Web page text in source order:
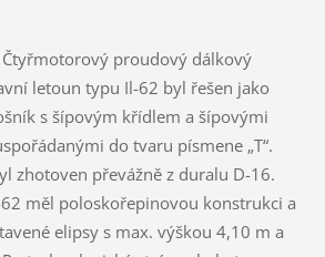
proudový dálkový
letoun typu Il-62 byl řešen jako
s šípovým křídlem a šípovými
do tvaru písmene „T“.
zhotoven převážně z duralu D-16.
měl poloskořepinovou konstrukci a
elipsy s max. výškou 4,10 m a